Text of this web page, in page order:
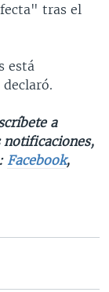
tras el
está
a
Facebook,